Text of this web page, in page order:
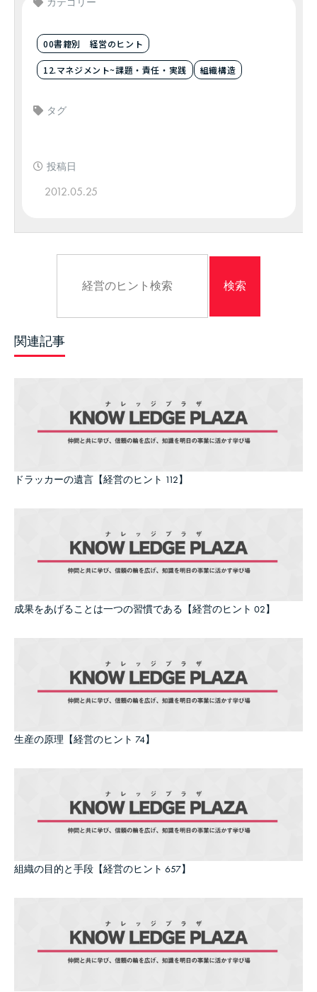
00書籍別 経営のヒント
12.マネジメント~課題・責任・実践 組織構造
タグ
投稿日
2012.05.25
関連記事
ドラッカーの遺言【経営のヒント 112】
成果をあげることは一つの習慣である【経営のヒント 02】
生産の原理【経営のヒント 74】
組織の目的と手段【経営のヒント 657】